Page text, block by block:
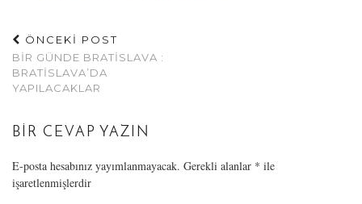
ÖNCEKİ POST
BIR GÜNDE BRATISLAVA :
BRATISLAVA’DA
YAPILACAKLAR
BIR CEVAP YAZIN
E-posta hesabınız yayımlanmayacak. Gerekli alanlar * ile
işaretlenmişlerdir